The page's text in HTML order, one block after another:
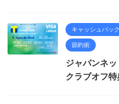
キャッシュバック
節約術
ジャパンネ
クラブオフ特